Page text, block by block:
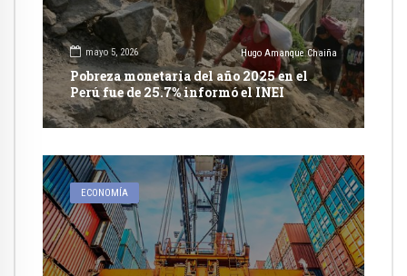
mayo 5, 2026 Hugo Amanque Chaiña
Pobreza monetaria del año 2025 en el
Perú fue de 25.7% informó el INEI
ECONOMÍA